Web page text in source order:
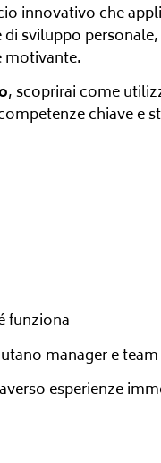
innovativo che
sviluppo
motivante.
, scoprirai come
chiave e
funziona
manager e
esperienze